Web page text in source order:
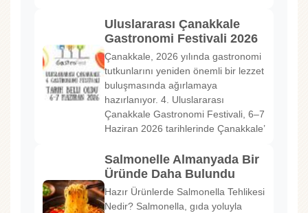
Uluslararası Çanakkale
Gastronomi Festivali 2026
Çanakkale, 2026 yılında gastronomi
tutkunlarını yeniden önemli bir lezzet
buluşmasında ağırlamaya
hazırlanıyor. 4. Uluslararası
Çanakkale Gastronomi Festivali, 6–7
Haziran 2026 tarihlerinde Çanakkale’
Salmonelle Almanyada Bir
Üründe Daha Bulundu
Hazır Ürünlerde Salmonella Tehlikesi
Nedir? Salmonella, gıda yoluyla